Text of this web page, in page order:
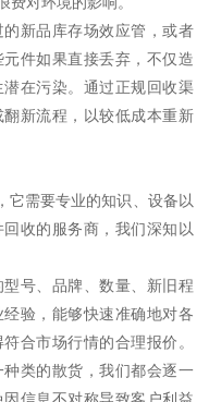
新品库存场效应管，或者
件如果直接丢弃，不仅造
在污染。通过正规回收渠
新流程，以较低成本重新
它需要专业的知识、设备以
收的服务商，我们深知以
型号、品牌、数量、新旧程
验，能够快速准确地对各
合市场行情的合理报价。
类的散货，我们都会逐一